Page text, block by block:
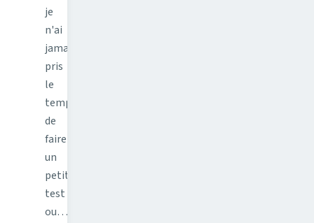
je
n'ai
jamais
pris
le
temps
de
faire
un
petit
test
ou…